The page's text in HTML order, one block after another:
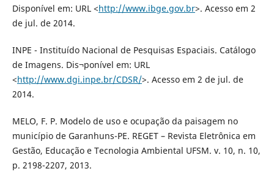
Disponível em: URL <http://www.ibge.gov.br>. Acesso em 2
de jul. de 2014.
INPE - Instituído Nacional de Pesquisas Espaciais. Catálogo
de Imagens. Dis¬ponível em: URL
<http://www.dgi.inpe.br/CDSR/>. Acesso em 2 de jul. de
2014.
MELO, F. P. Modelo de uso e ocupação da paisagem no
município de Garanhuns-PE. REGET – Revista Eletrônica em
Gestão, Educação e Tecnologia Ambiental UFSM. v. 10, n. 10,
p. 2198-2207, 2013.